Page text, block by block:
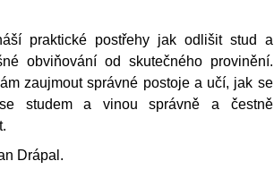
praktické postřehy jak odlišit stud a
obviňování od skutečného provinění.
zaujmout správné postoje a učí, jak se
studem a vinou správně a čestně
Drápal.